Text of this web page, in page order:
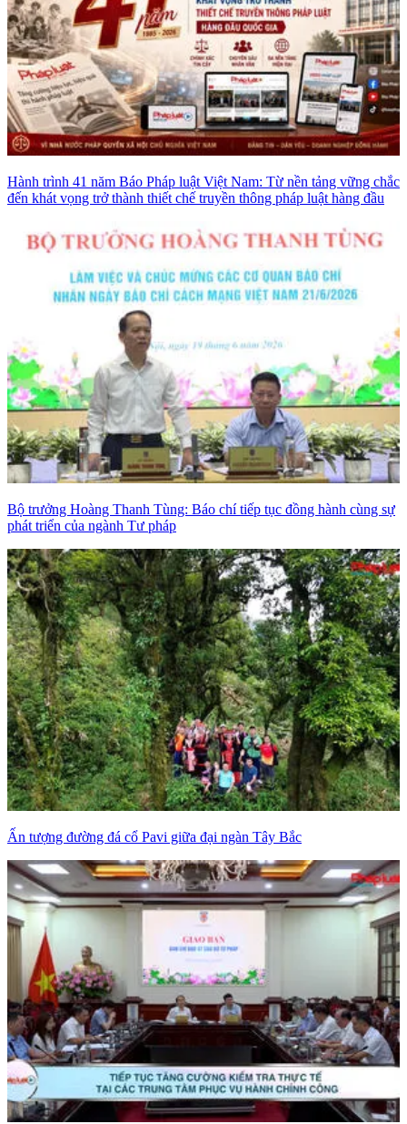
Hành trình 41 năm Báo Pháp luật Việt Nam: Từ nền tảng vững chắc
đến khát vọng trở thành thiết chế truyền thông pháp luật hàng đầu
Bộ trưởng Hoàng Thanh Tùng: Báo chí tiếp tục đồng hành cùng sự
phát triển của ngành Tư pháp
Ấn tượng đường đá cổ Pavi giữa đại ngàn Tây Bắc